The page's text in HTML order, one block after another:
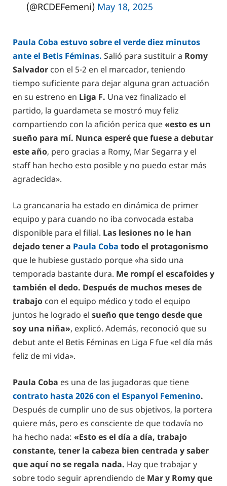
(@RCDEFemeni) May 18, 2025
Paula Coba estuvo sobre el verde diez minutos
ante el Betis Féminas. Salió para sustituir a Romy
Salvador con el 5-2 en el marcador, teniendo
tiempo suficiente para dejar alguna gran actuación
en su estreno en Liga F. Una vez finalizado el
partido, la guardameta se mostró muy feliz
compartiendo con la afición perica que«esto es un
sueño para mí. Nunca esperé que fuese a debutar
este año, pero gracias a Romy, Mar Segarra y el
staff han hecho esto posible y no puedo estar más
agradecida».
La grancanaria ha estado en dinámica de primer
equipo y para cuando no iba convocada estaba
disponible para el filial. Las lesiones no le han
dejado tener a Paula Coba todo el protagonismo
que le hubiese gustado porque «ha sido una
temporada bastante dura. Me rompí el escafoides y
también el dedo. Después de muchos meses de
trabajo con el equipo médico y todo el equipo
juntos he logrado el sueño que tengo desde que
soy una niña», explicó. Además, reconoció que su
debut ante el Betis Féminas en Liga F fue «el día más
feliz de mi vida».
Paula Coba es una de las jugadoras que tiene
contrato hasta 2026 con el Espanyol Femenino.
Después de cumplir uno de sus objetivos, la portera
quiere más, pero es consciente de que todavía no
ha hecho nada: «Esto es el día a día, trabajo
constante, tener la cabeza bien centrada y saber
que aquí no se regala nada. Hay que trabajar y
sobre todo seguir aprendiendo de Mar y Romy que